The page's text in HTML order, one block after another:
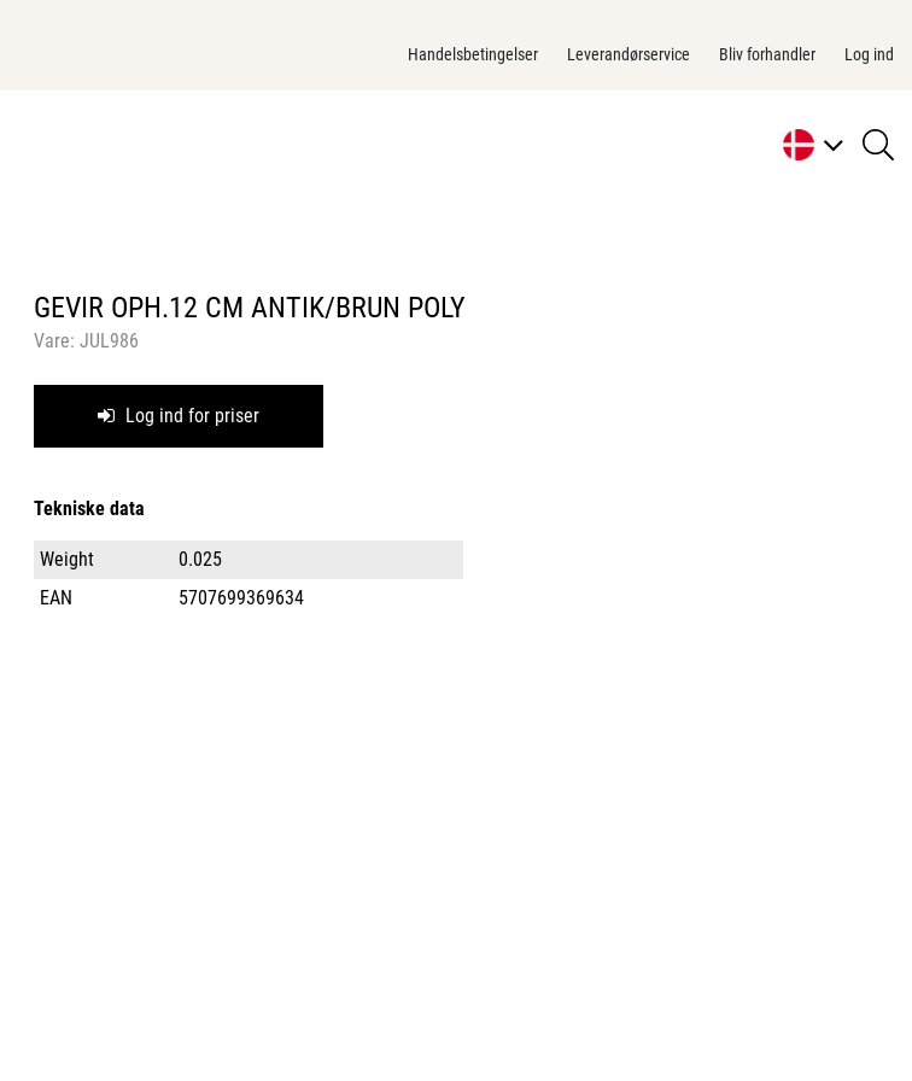
Handelsbetingelser Leverandørservice Bliv forhandler Log ind
GEVIR OPH.12 CM ANTIK/BRUN POLY
Vare:JUL986
Log ind for priser
Tekniske data
Weight
0.025
EAN
5707699369634